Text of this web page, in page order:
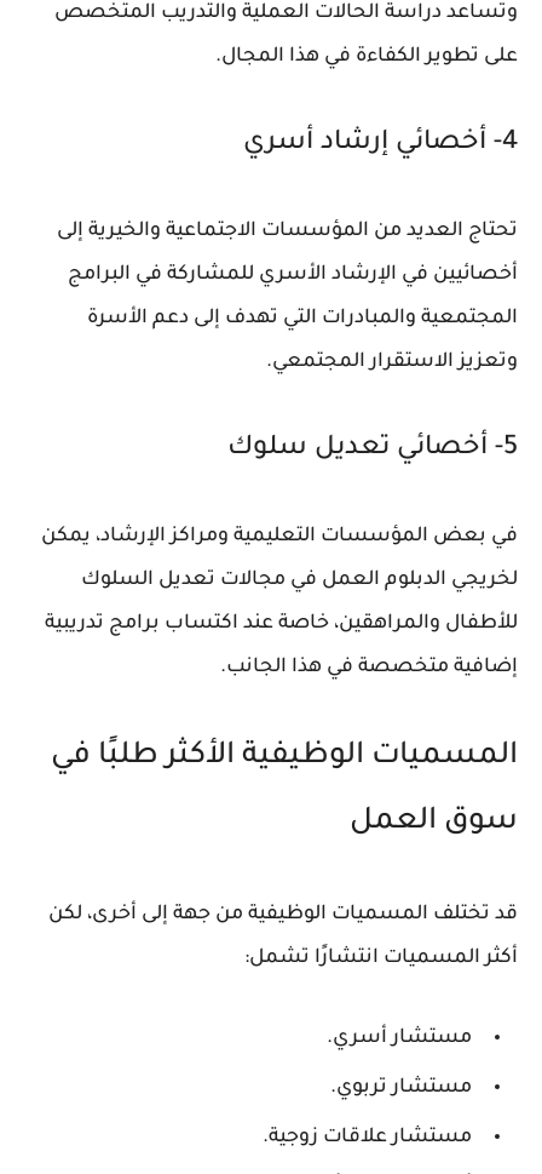
وتساعد دراسة الحالات العملية والتدريب المتخصص
على تطوير الكفاءة في هذا المجال.
4- أخصائي إرشاد أسري
تحتاج العديد من المؤسسات الاجتماعية والخيرية إلى
أخصائيين في الإرشاد الأسري للمشاركة في البرامج
المجتمعية والمبادرات التي تهدف إلى دعم الأسرة
وتعزيز الاستقرار المجتمعي.
5- أخصائي تعديل سلوك
في بعض المؤسسات التعليمية ومراكز الإرشاد، يمكن
لخريجي الدبلوم العمل في مجالات تعديل السلوك
للأطفال والمراهقين، خاصة عند اكتساب برامج تدريبية
إضافية متخصصة في هذا الجانب.
المسميات الوظيفية الأكثر طلبًا في
سوق العمل
قد تختلف المسميات الوظيفية من جهة إلى أخرى، لكن
أكثر المسميات انتشارًا تشمل:
مستشار أسري.
مستشار تربوي.
مستشار علاقات زوجية.